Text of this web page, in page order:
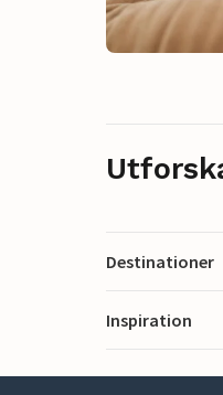
Destinationer
Inspiration